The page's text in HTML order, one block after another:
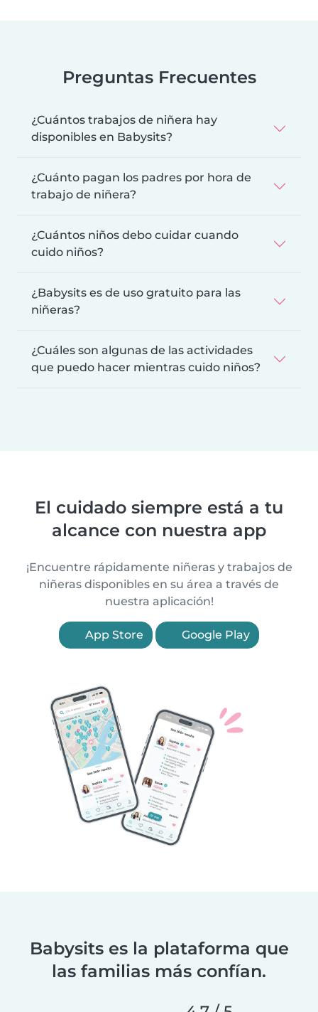
Preguntas Frecuentes
¿Cuántos trabajos de niñera hay
disponibles en Babysits?
¿Cuánto pagan los padres por hora de
trabajo de niñera?
¿Cuántos niños debo cuidar cuando
cuido niños?
¿Babysits es de uso gratuito para las
niñeras?
¿Cuáles son algunas de las actividades
que puedo hacer mientras cuido niños?
El cuidado siempre está a tu
alcance con nuestra app
¡Encuentre rápidamente niñeras y trabajos de
niñeras disponibles en su área a través de
nuestra aplicación!
App Store Google Play
Babysits es la plataforma que
las familias más confían.